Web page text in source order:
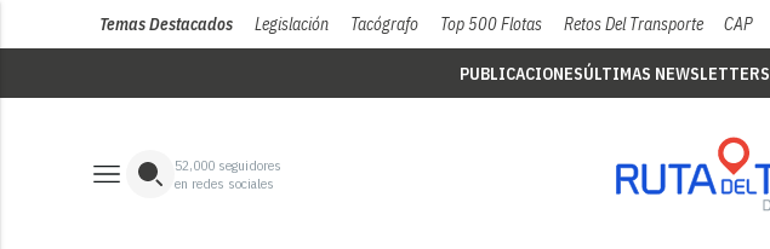
Temas Destacados Legislación Tacógrafo Top 500 Flotas Retos Del Transporte CAP
PUBLICACIONESÚLTIMAS NEWSLETTERS
52,000 seguidores
en redes sociales